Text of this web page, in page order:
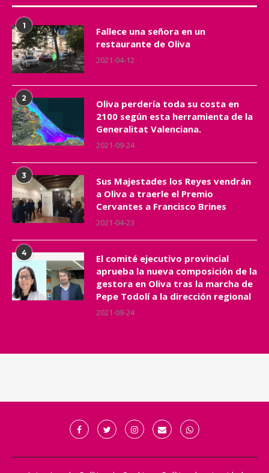
1
Fallece una señora en un
restaurante de Oliva
2021-04-12
2
Oliva perdería toda su costa en
2100 según esta herramienta de la
Generalitat Valenciana.
2021-09-24
3
Sus Majestades los Reyes vendrán
a Oliva a traerle el Premio
Cervantes a Francisco Brines
2021-04-23
4
El comité ejecutivo provincial
aprueba la nueva composición de la
gestora en Oliva tras la marcha de
Pepe Todolí a la dirección regional
2021-09-24